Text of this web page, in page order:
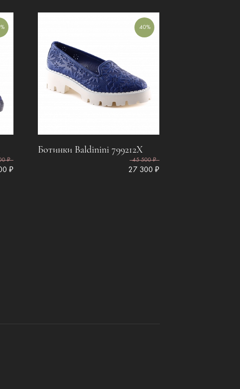
₽
₽
40%
Ботинки Baldinini 799212X
45 500 ₽
27 300 ₽